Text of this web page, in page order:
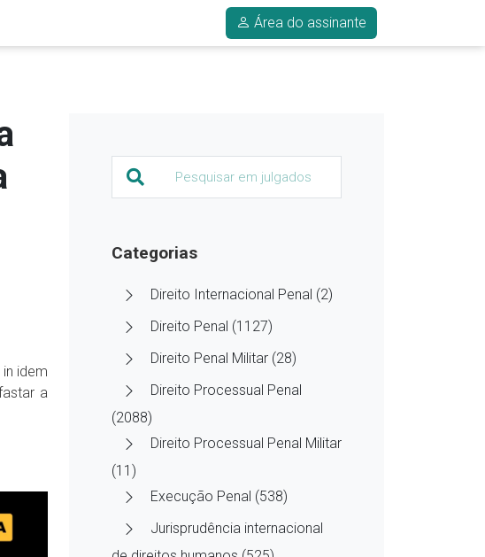
Área do assinante
idem
a
Categorias
Direito Internacional Penal (2)
Direito Penal (1127)
Direito Penal Militar (28)
Direito Processual Penal
(2088)
Direito Processual Penal Militar
(11)
Execução Penal (538)
Jurisprudência internacional